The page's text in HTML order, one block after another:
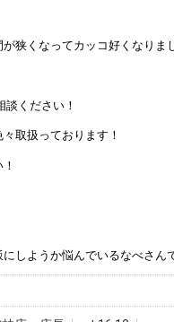
狭くなってカッコ好くなりま
談ください！
取扱っております！
しようか悩んでいるなべさん